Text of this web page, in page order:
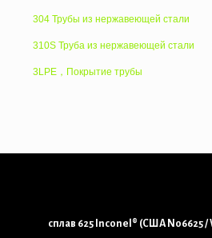
304 Трубы из нержавеющей стали
310S Труба из нержавеющей стали
3LPE，Покрытие трубы
сплав 625 Inconel® (США N06625 /